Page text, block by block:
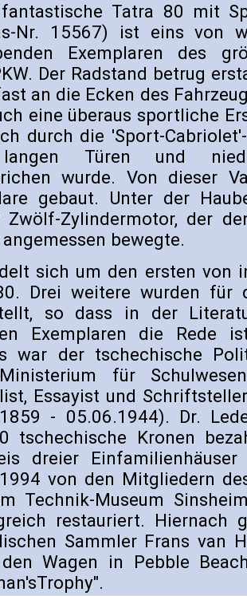
Tatra 80 mit
Nr. 15567) ist eins von
Exemplaren des
Der Radstand betrug
an die Ecken des
eine überaus sportliche
durch die 'Sport-
Türen und
wurde. Von dieser
gebaut. Unter der
Zwölf-Zylindermotor, der
bewegte.
sich um den ersten von
Drei weitere wurden für
so dass in der
Exemplaren die Rede
war der tschechische
für
Essayist und
- 05.06.1944). Dr.
tschechische Kronen
dreier
von den Mitgliedern
Technik-Museum
restauriert. Hiernach
Sammler Frans van
Wagen in Pebble